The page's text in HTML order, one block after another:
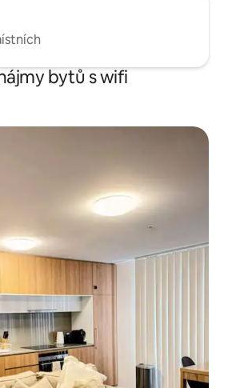
bytů s wifi